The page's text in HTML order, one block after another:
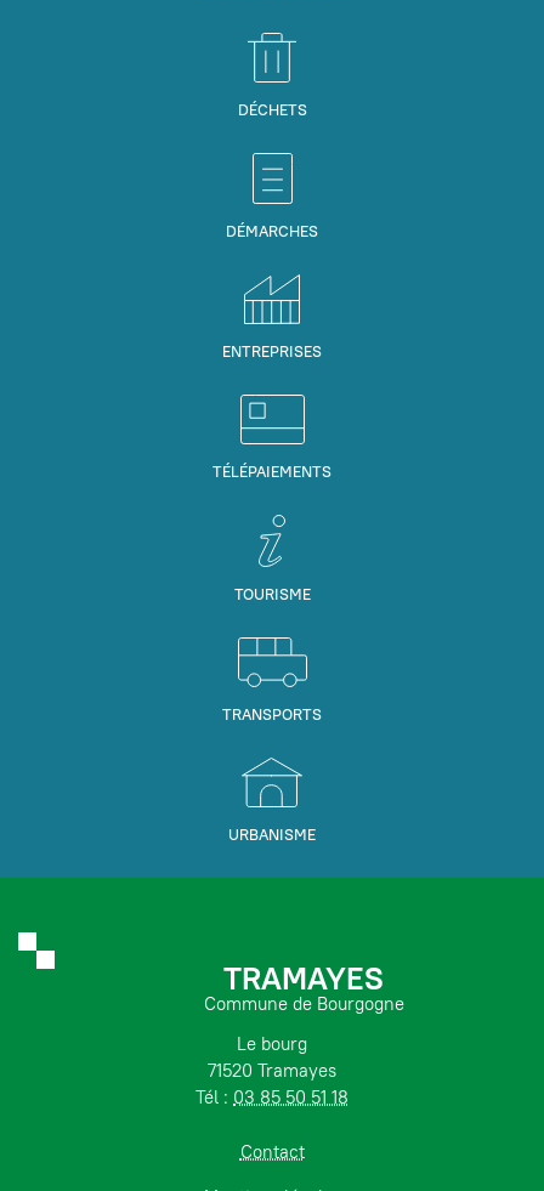
DÉCHETS
DÉMARCHES
ENTREPRISES
TÉLÉPAIEMENTS
TOURISME
TRANSPORTS
URBANISME
TRAMAYES
Commune de Bourgogne
Le bourg
71520 Tramayes
Tél : 03 85 50 51 18
Contact